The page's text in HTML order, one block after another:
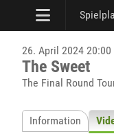
26. April 2024 20:00
The Sweet
The Final Round
Information